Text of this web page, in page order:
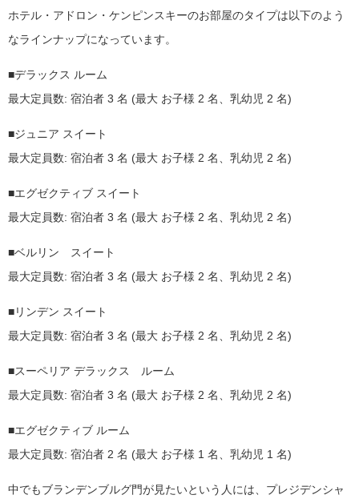
ホテル・アドロン・ケンピンスキーのお部屋のタイプは以下のよう
なラインナップになっています。
■デラックス ルーム
最大定員数: 宿泊者 3 名 (最大 お子様 2 名、乳幼児 2 名)
■ジュニア スイート
最大定員数: 宿泊者 3 名 (最大 お子様 2 名、乳幼児 2 名)
■エグゼクティブ スイート
最大定員数: 宿泊者 3 名 (最大 お子様 2 名、乳幼児 2 名)
■ベルリン スイート
最大定員数: 宿泊者 3 名 (最大 お子様 2 名、乳幼児 2 名)
■リンデン スイート
最大定員数: 宿泊者 3 名 (最大 お子様 2 名、乳幼児 2 名)
■スーペリア デラックス ルーム
最大定員数: 宿泊者 3 名 (最大 お子様 2 名、乳幼児 2 名)
■エグゼクティブ ルーム
最大定員数: 宿泊者 2 名 (最大 お子様 1 名、乳幼児 1 名)
中でもブランデンブルグ門が見たいという人には、プレジデンシャ